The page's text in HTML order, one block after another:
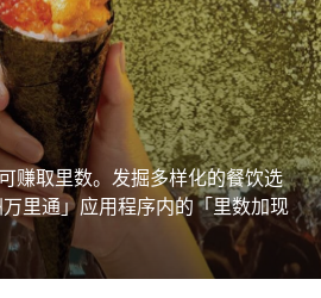
赚取里数。发掘多样化的餐饮选
里通」应用程序内的「里数加现